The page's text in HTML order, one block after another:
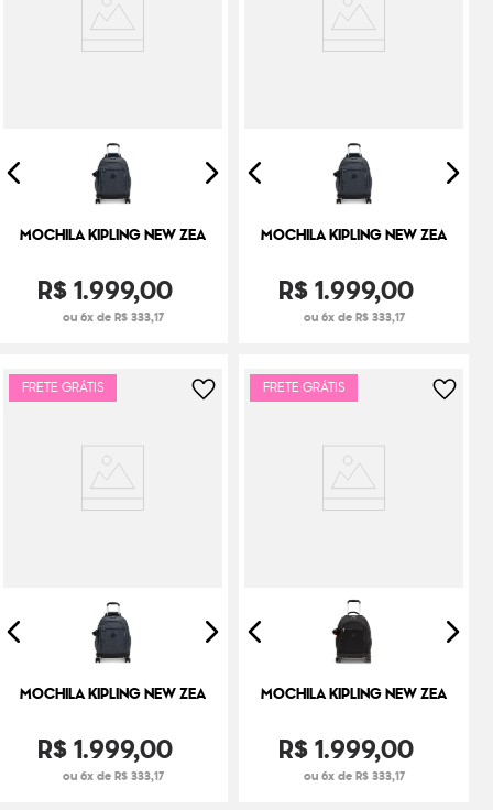
MOCHILA KIPLING NEW ZEA
R$1.999,00
ou 6x de R$ 333,17
MOCHILA KIPLING NEW ZEA
R$1.999,00
ou 6x de R$ 333,17
FRETE GRÁTIS
MOCHILA KIPLING NEW ZEA
R$1.999,00
ou 6x de R$ 333,17
FRETE GRÁTIS
MOCHILA KIPLING NEW ZEA
R$1.999,00
ou 6x de R$ 333,17